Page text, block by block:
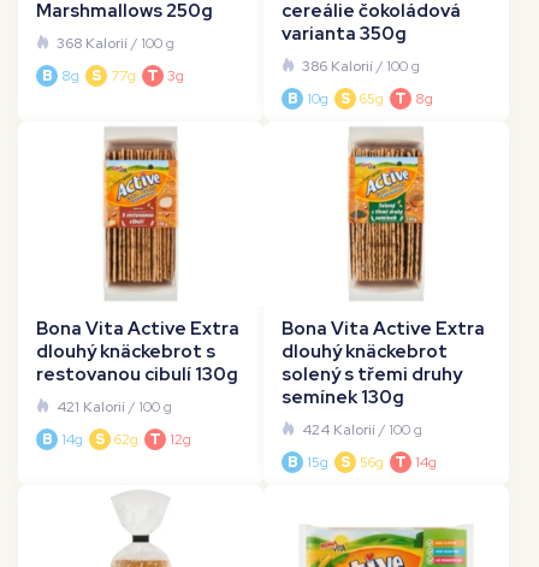
Marshmallows 250g
368 Kalorií/ 100 g
B 8g S 77g T 3g
cereálie čokoládová
varianta 350g
386 Kalorií/ 100 g
B 10g S 65g T 8g
Bona Vita Active Extra
dlouhý knäckebrot s
restovanou cibulí 130g
421 Kalorií/ 100 g
B 14g S 62g T 12g
Bona Vita Active Extra
dlouhý knäckebrot
solený s třemi druhy
semínek 130g
424 Kalorií/ 100 g
B 15g S 56g T 14g